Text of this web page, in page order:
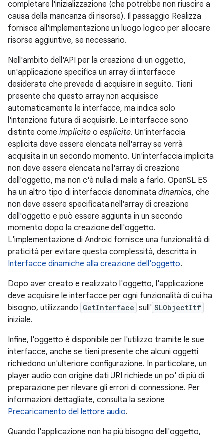
completare l'inizializzazione (che potrebbe non riuscire a
causa della mancanza di risorse). Il passaggio Realizza
fornisce all'implementazione un luogo logico per allocare
risorse aggiuntive, se necessario.
Nell'ambito dell'API per la creazione di un oggetto,
un'applicazione specifica un array di interfacce
desiderate che prevede di acquisire in seguito. Tieni
presente che questo array non acquisisce
automaticamente le interfacce, ma indica solo
l'intenzione futura di acquisirle. Le interfacce sono
distinte come implicite o esplicite. Un'interfaccia
esplicita deve essere elencata nell'array se verrà
acquisita in un secondo momento. Un'interfaccia implicita
non deve essere elencata nell'array di creazione
dell'oggetto, ma non c'è nulla di male a farlo. OpenSL ES
ha un altro tipo di interfaccia denominata dinamica, che
non deve essere specificata nell'array di creazione
dell'oggetto e può essere aggiunta in un secondo
momento dopo la creazione dell'oggetto.
L'implementazione di Android fornisce una funzionalità di
praticità per evitare questa complessità, descritta in
Interfacce dinamiche alla creazione dell'oggetto.
Dopo aver creato e realizzato l'oggetto, l'applicazione
deve acquisire le interfacce per ogni funzionalità di cui ha
bisogno, utilizzando GetInterface sull' SLObjectItf
iniziale.
Infine, l'oggetto è disponibile per l'utilizzo tramite le sue
interfacce, anche se tieni presente che alcuni oggetti
richiedono un'ulteriore configurazione. In particolare, un
player audio con origine dati URI richiede un po' di più di
preparazione per rilevare gli errori di connessione. Per
informazioni dettagliate, consulta la sezione
Precaricamento del lettore audio.
Quando l'applicazione non ha più bisogno dell'oggetto,